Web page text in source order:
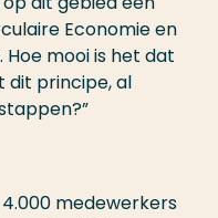
Economie en
mooi is het dat
dit principe, al
medewerkers